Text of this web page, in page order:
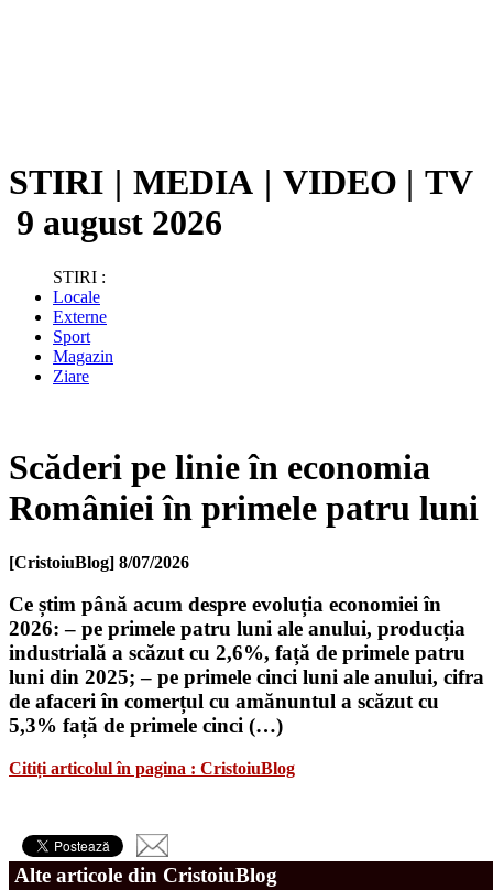
STIRI | MEDIA | VIDEO | TV
9 august 2026
STIRI :
Locale
Externe
Sport
Magazin
Ziare
Scăderi pe linie în economia
României în primele patru luni
[CristoiuBlog] 8/07/2026
Ce știm până acum despre evoluția economiei în
2026: – pe primele patru luni ale anului, producția
industrială a scăzut cu 2,6%, față de primele patru
luni din 2025; – pe primele cinci luni ale anului, cifra
de afaceri în comerțul cu amănuntul a scăzut cu
5,3% față de primele cinci (…)
Citiți articolul în pagina : CristoiuBlog
Alte articole din CristoiuBlog